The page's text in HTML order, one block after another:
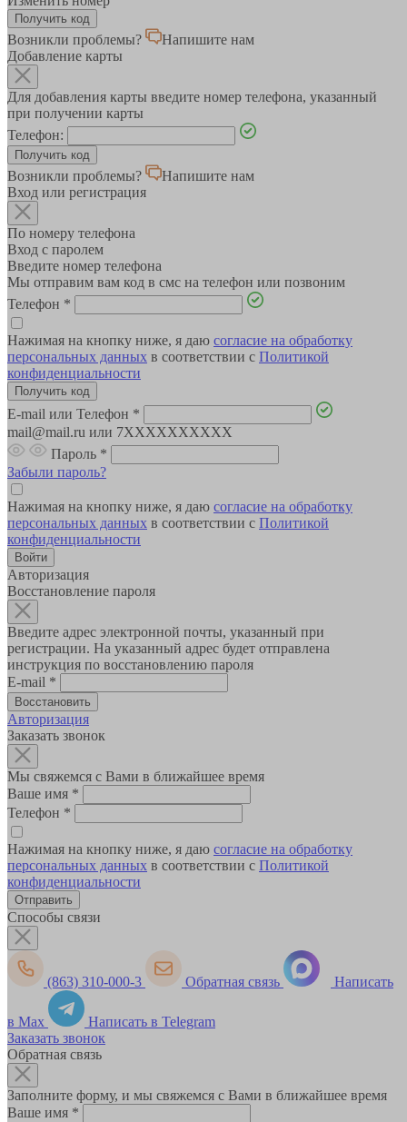
Возникли проблемы?
Напишите нам
Добавление карты
Для добавления карты введите номер телефона, указанный
при получении карты
Телефон:
Возникли проблемы?
Напишите нам
Вход или регистрация
По номеру телефона
Вход с паролем
Введите номер телефона
Мы отправим вам код в смс на телефон или позвоним
Телефон *
Нажимая на кнопку ниже, я даю согласие на обработку
персональных данных в соответствии с Политикой
конфиденциальности
E-mail или Телефон *
mail@mail.ru или 7XXXXXXXXXX
Пароль *
Забыли пароль?
Нажимая на кнопку ниже, я даю согласие на обработку
персональных данных в соответствии с Политикой
конфиденциальности
Авторизация
Восстановление пароля
Введите адрес электронной почты, указанный при
регистрации. На указанный адрес будет отправлена
инструкция по восстановлению пароля
E-mail *
Авторизация
Заказать звонок
Мы свяжемся с Вами в ближайшее время
Ваше имя *
Телефон *
Нажимая на кнопку ниже, я даю согласие на обработку
персональных данных в соответствии с Политикой
конфиденциальности
Способы связи
(863) 310-000-3 Обратная связь Написать
в Max
Написать в Telegram
Заказать звонок
Обратная связь
Заполните форму, и мы свяжемся с Вами в ближайшее время
Ваше имя *